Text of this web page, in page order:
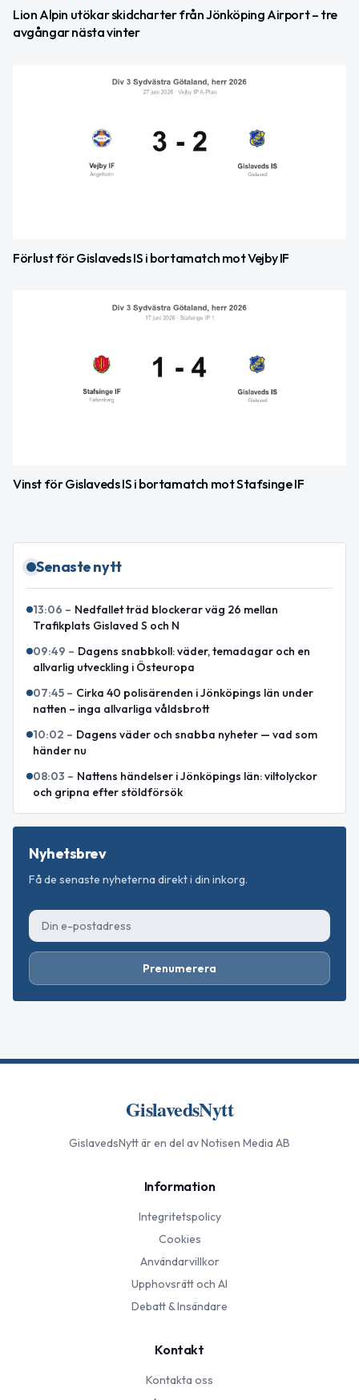
Lion Alpin utökar skidcharter från Jönköping Airport – tre
avgångar nästa vinter
Förlust för Gislaveds IS i bortamatch mot Vejby IF
Vinst för Gislaveds IS i bortamatch mot Stafsinge IF
Senaste nytt
13:06 – Nedfallet träd blockerar väg 26 mellan
Trafikplats Gislaved S och N
09:49 – Dagens snabbkoll: väder, temadagar och en
allvarlig utveckling i Östeuropa
07:45 – Cirka 40 polisärenden i Jönköpings län under
natten – inga allvarliga våldsbrott
10:02 – Dagens väder och snabba nyheter — vad som
händer nu
08:03 – Nattens händelser i Jönköpings län: viltolyckor
och gripna efter stöldförsök
Nyhetsbrev
Få de senaste nyheterna direkt i din inkorg.
Prenumerera
GislavedsNytt
GislavedsNyttär en del av Notisen Media AB
Information
Integritetspolicy
Cookies
Användarvillkor
Upphovsrätt och AI
Debatt & Insändare
Kontakt
Kontakta oss